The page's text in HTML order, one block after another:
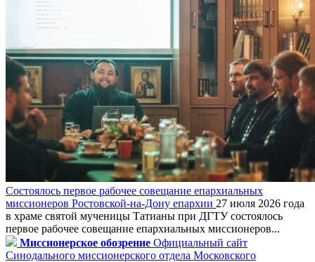
Состоялось первое рабочее совещание епархиальных
миссионеров Ростовской-на-Дону епархии 27 июля 2026 года
в храме святой мученицы Татианы при ДГТУ состоялось
первое рабочее совещание епархиальных миссионеров...
Миссионерское обозрение Официальный сайт
Синодального миссионерского отдела Московского